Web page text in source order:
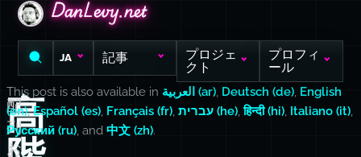
DanLevy.net
DanLevy.net
DanLevy.net
JA 記事
プロジェ
クト
プロフィ
ール
高
配
列
お
This post is also available in العربية (ar), Deutsch (de), English
(en),Español (es), Français (fr), עברית (he),हिन्दी (hi), Italiano (it),
Русский (ru), and 中文 (zh).